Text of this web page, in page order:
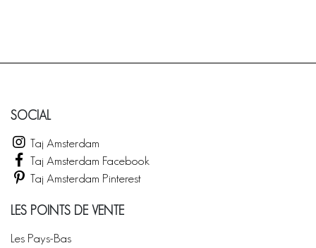
SOCIAL
Taj Amsterdam
Taj Amsterdam Facebook
Taj Amsterdam Pinterest
LES POINTS DE VENTE
Les Pays-Bas